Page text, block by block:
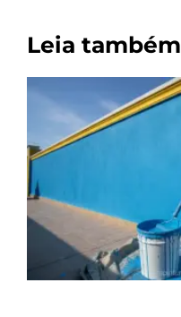
Leia também